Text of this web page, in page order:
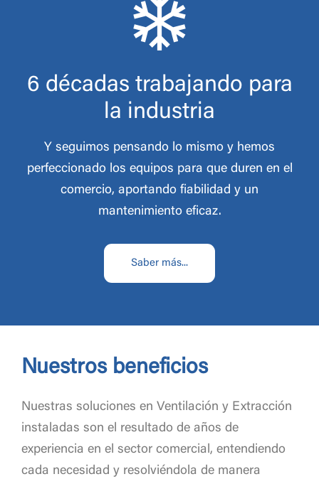
6 décadas trabajando para
la industria
Y seguimos pensando lo mismo y hemos
perfeccionado los equipos para que duren en el
comercio, aportando fiabilidad y un
mantenimiento eficaz.
Saber más...
Nuestros beneficios
Nuestras soluciones en Ventilación y Extracción
instaladas son el resultado de años de
experiencia en el sector comercial, entendiendo
cada necesidad y resolviéndola de manera